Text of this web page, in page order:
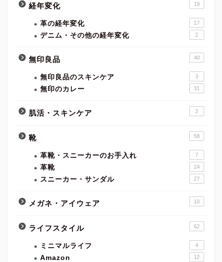
経年変化 19
革の経年変化 17
デニム・その他の経年変化 2
無印良品 40
無印良品のスキンケア 3
無印のカレー 31
肌活・スキンケア 2
靴 58
革靴・スニーカーのお手入れ 7
革靴 24
スニーカー・サンダル 27
メガネ・アイウェア 10
ライフスタイル 62
ミニマルライフ 4
Amazon 12